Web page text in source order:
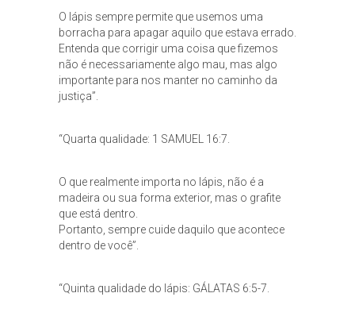
O lápis sempre permite que usemos uma
borracha para apagar aquilo que estava errado.
Entenda que corrigir uma coisa que fizemos
não é necessariamente algo mau, mas algo
importante para nos manter no caminho da
justiça”.
“Quarta qualidade: 1 SAMUEL 16:7.
O que realmente importa no lápis, não é a
madeira ou sua forma exterior, mas o grafite
que está dentro.
Portanto, sempre cuide daquilo que acontece
dentro de você”.
“Quinta qualidade do lápis: GÁLATAS 6:5-7.